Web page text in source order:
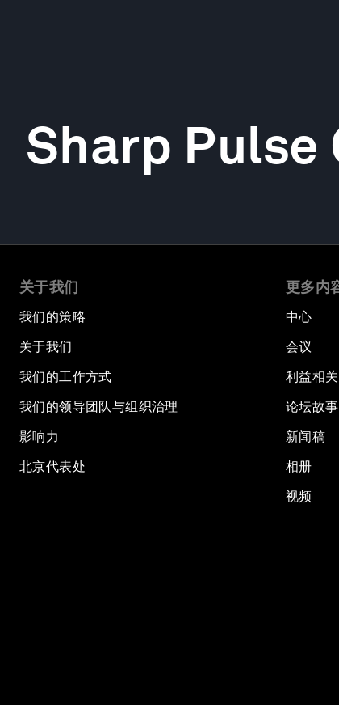
Sharp Pulse
关于我们
我们的策略
关于我们
我们的工作方式
我们的领导团队与组织治理
影响力
北京代表处
更多内
中心
会议
利益相
论坛故事
新闻稿
相册
视频